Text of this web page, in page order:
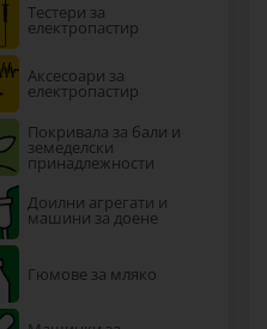
Тестери за
електропастир
Аксесоари за
електропастир
Покривала за бали и
земеделски
принадлежности
Доилни агрегати и
машини за доене
Гюмове за мляко